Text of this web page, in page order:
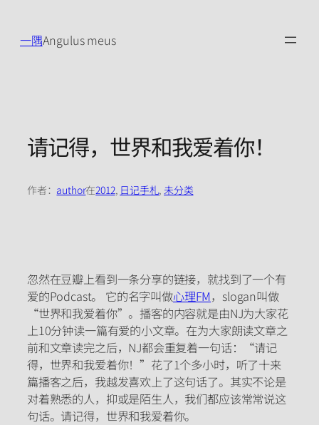
一隅Angulus meus
请记得，世界和我爱着你！
作者： author在2012, 日记手札, 未分类
忽然在豆瓣上看到一条分享的链接，就找到了一个有
爱的Podcast。 它的名字叫做心理FM，slogan叫做
“世界和我爱着你”。播客的内容就是由NJ为大家花
上10分钟读一篇有爱的小文章。在为大家朗读文章之
前和文章读完之后，NJ都会重复着一句话：“请记
得，世界和我爱着你！”花了1个多小时，听了十来
篇播客之后，我越发喜欢上了这句话了。其实不论是
对着熟悉的人，抑或是陌生人，我们都应该常常说这
句话。请记得，世界和我爱着你。